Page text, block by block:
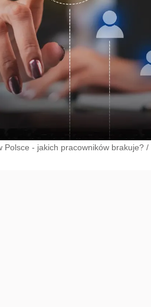
Polsce - jakich pracowników brakuje? /